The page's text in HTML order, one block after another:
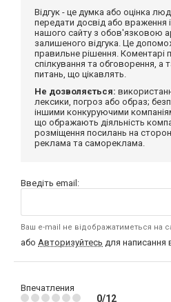
Відгук - це думка або оцінка
передати досвід або враження
нашого сайту з обов'язковою
залишеного відгука. Це
правильне рішення. Коментарі
спілкування та обговорення, а
питань, що цікавлять.
Не дозволяється:
лексики, погроз або образ;
іншими конкуруючими
що ображають діяльність
розміщення посилань на
реклама та самореклама.
Введіть email:
Ваш e-mail не відображатиметься на
або Авторизуйтесь для написання
Впечатления
0/12